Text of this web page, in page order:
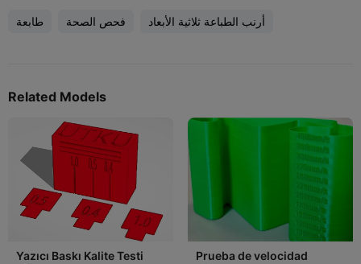
طابعة فحص الصحة أرنب الطباعة ثلاثية الأبعاد
Related Models
Yazıcı Baskı Kalite Testi Prueba de velocidad